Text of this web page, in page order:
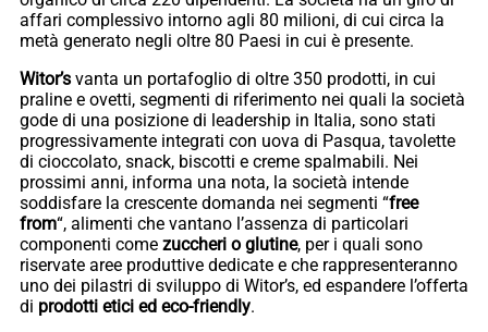
affari complessivo intorno agli 80 milioni, di cui circa la
metà generato negli oltre 80 Paesi in cui è presente.
Witor’s vanta un portafoglio di oltre 350 prodotti, in cui
praline e ovetti, segmenti di riferimento nei quali la società
gode di una posizione di leadership in Italia, sono stati
progressivamente integrati con uova di Pasqua, tavolette
di cioccolato, snack, biscotti e creme spalmabili. Nei
prossimi anni, informa una nota, la società intende
soddisfare la crescente domanda nei segmenti “free
from“, alimenti che vantano l’assenza di particolari
componenti come zuccheri o glutine, per i quali sono
riservate aree produttive dedicate e che rappresenteranno
uno dei pilastri di sviluppo di Witor’s, ed espandere l’offerta
di prodotti etici ed eco-friendly.